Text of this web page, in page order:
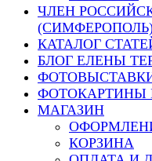
ЧЛЕН
КАТАЛОГ
БЛОГ ЕЛЕНЫ
ФОТОКАРТИНЫ
МАГАЗИН
КОРЗИНА